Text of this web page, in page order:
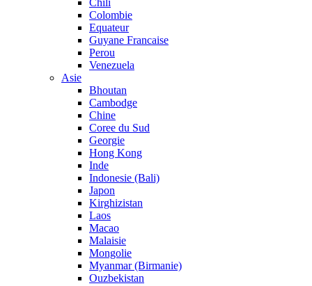
Chili
Colombie
Equateur
Guyane Francaise
Perou
Venezuela
Asie
Bhoutan
Cambodge
Chine
Coree du Sud
Georgie
Hong Kong
Inde
Indonesie (Bali)
Japon
Kirghizistan
Laos
Macao
Malaisie
Mongolie
Myanmar (Birmanie)
Ouzbekistan